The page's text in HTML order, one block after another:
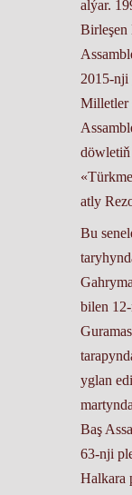
alýar.
Birleşen
2015-
Milletler
döwletiň
atly
Bu
bilen
yglan
Baş
63-nji
Halkara